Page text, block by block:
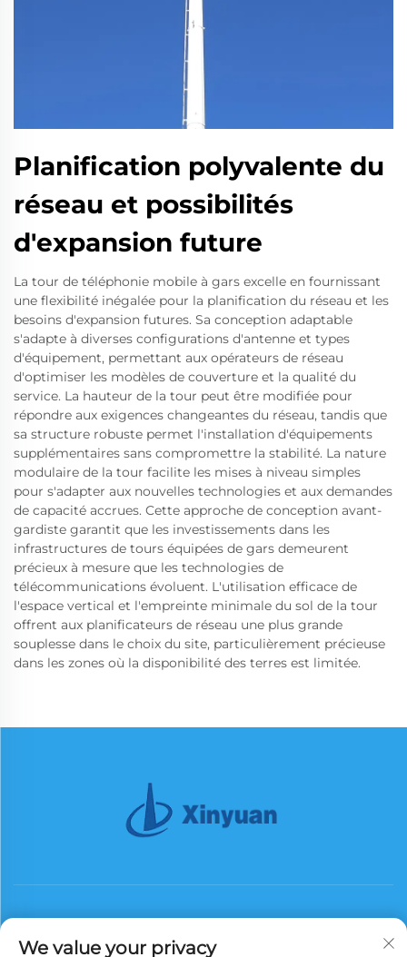
Planification polyvalente du
réseau et possibilités
d'expansion future
La tour de téléphonie mobile à gars excelle en fournissant
une flexibilité inégalée pour la planification du réseau et les
besoins d'expansion futures. Sa conception adaptable
s'adapte à diverses configurations d'antenne et types
d'équipement, permettant aux opérateurs de réseau
d'optimiser les modèles de couverture et la qualité du
service. La hauteur de la tour peut être modifiée pour
répondre aux exigences changeantes du réseau, tandis que
sa structure robuste permet l'installation d'équipements
supplémentaires sans compromettre la stabilité. La nature
modulaire de la tour facilite les mises à niveau simples
pour s'adapter aux nouvelles technologies et aux demandes
de capacité accrues. Cette approche de conception avant-
gardiste garantit que les investissements dans les
infrastructures de tours équipées de gars demeurent
précieux à mesure que les technologies de
télécommunications évoluent. L'utilisation efficace de
l'espace vertical et l'empreinte minimale du sol de la tour
offrent aux planificateurs de réseau une plus grande
souplesse dans le choix du site, particulièrement précieuse
dans les zones où la disponibilité des terres est limitée.
We value your privacy